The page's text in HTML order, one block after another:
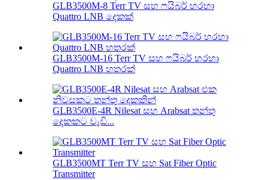
GLB3500M-8 Terr TV සහ ෆයිබර් හරහා
Quattro LNB දෙකක්
GLB3500M-16 Terr TV සහ ෆයිබර් හරහා
Quattro LNB හතරක්
GLB3500E-4R Nilesat සහ Arabsat තන්තු
දෙකකට වැඩි...
GLB3500MT Terr TV සහ Sat Fiber Optic
Transmitter